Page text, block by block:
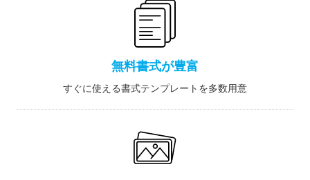
無料書式が豊富
すぐに使える書式テンプレートを多数用意